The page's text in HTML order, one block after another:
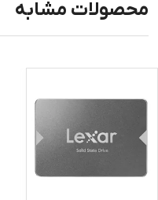
محصولات مشابه